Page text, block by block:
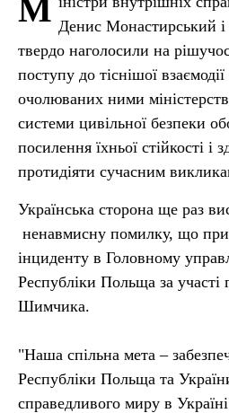
М Денис Монастирський
твердо наголосили на
поступу до тіснішої взаємодії
очолюваних ними
системи цивільної безпеки
посилення їхньої стійкості і
протидіяти сучасним
Українська сторона ще раз
ненавмисну помилку, що
інциденту в Головному
Республіки Польща за участі
Шимчика.
"Наша спільна мета –
Республіки Польща та
справедливого миру в